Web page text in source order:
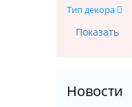
Тип декора
Новости